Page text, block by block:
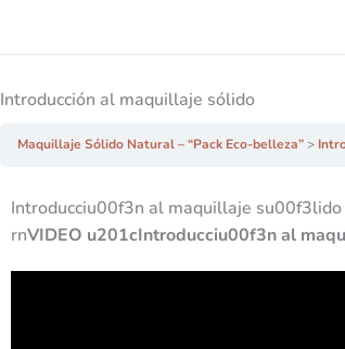
Introducción al maquillaje sólido
Maquillaje Sólido Natural – “Pack Eco-belleza”
Introducciu00f3n al maquillaje su00f3lido
rnVIDEO u201cIntroducciu00f3n al